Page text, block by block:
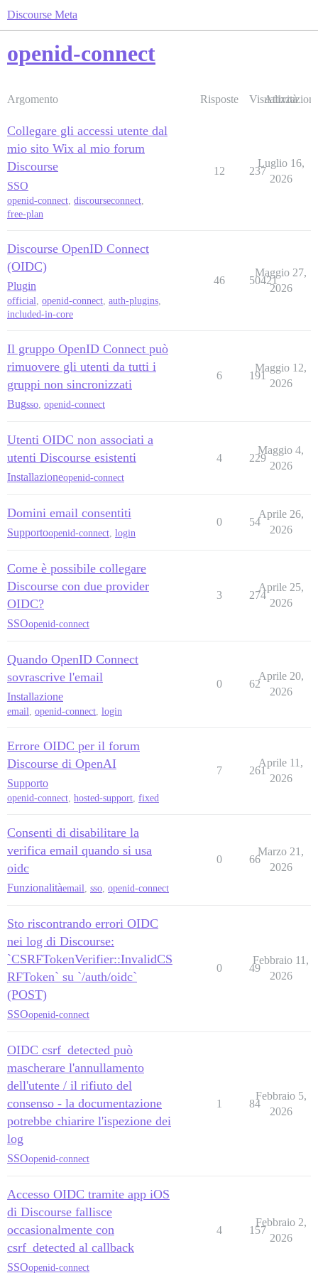
Discourse Meta
openid-connect
Argomento Risposte Visualizzazioni
Attività
Collegare gli accessi utente dal
mio sito Wix al mio forum
Discourse
SSO
openid-connect, discourseconnect,
free-plan
12 237
Luglio 16,
2026
Discourse OpenID Connect
(OIDC)
Plugin
official, openid-connect, auth-plugins,
included-in-core
46 50421
Maggio 27,
2026
Il gruppo OpenID Connect può
rimuovere gli utenti da tutti i
gruppi non sincronizzati
Bugsso openid-connect
6 191
Maggio 12,
2026
Utenti OIDC non associati a
utenti Discourse esistenti
Installazioneopenid-connect
4 229
Maggio 4,
2026
Domini email consentiti
Supportoopenid-connect login
0 54
Aprile 26,
2026
Come è possibile collegare
Discourse con due provider
OIDC?
SSOopenid-connect
3 274
Aprile 25,
2026
Quando OpenID Connect
sovrascrive l'email
Installazione
email, openid-connect, login
0 62
Aprile 20,
2026
Errore OIDC per il forum
Discourse di OpenAI
Supporto
openid-connect, hosted-support, fixed
7 261
Aprile 11,
2026
Consenti di disabilitare la
verifica email quando si usa
oidc
Funzionalitàemail sso openid-connect
0 66
Marzo 21,
2026
Sto riscontrando errori OIDC
nei log di Discourse:
`CSRFTokenVerifier::InvalidCS
RFToken` su `/auth/oidc`
(POST)
SSOopenid-connect
0 49
Febbraio 11,
2026
OIDC csrf_detected può
mascherare l'annullamento
dell'utente / il rifiuto del
consenso - la documentazione
potrebbe chiarire l'ispezione dei
log
SSOopenid-connect
1 84
Febbraio 5,
2026
Accesso OIDC tramite app iOS
di Discourse fallisce
occasionalmente con
csrf_detected al callback
SSOopenid-connect
4 157
Febbraio 2,
2026